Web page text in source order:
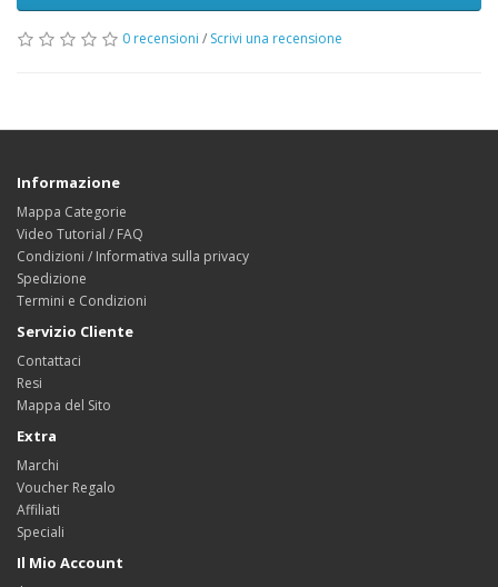
0 recensioni / Scrivi una recensione
Informazione
Mappa Categorie
Video Tutorial / FAQ
Condizioni / Informativa sulla privacy
Spedizione
Termini e Condizioni
Servizio Cliente
Contattaci
Resi
Mappa del Sito
Extra
Marchi
Voucher Regalo
Affiliati
Speciali
Il Mio Account